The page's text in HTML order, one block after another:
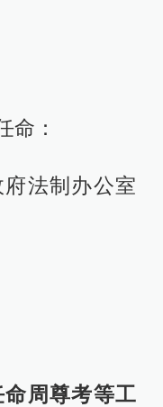
命：
法制办公室
周尊考等工